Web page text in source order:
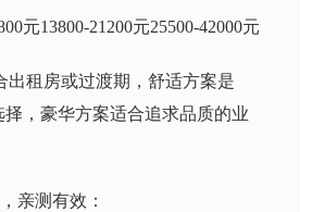
元13800-21200元25500-42000元
出租房或过渡期，舒适方案是
择，豪华方案适合追求品质的业
亲测有效：